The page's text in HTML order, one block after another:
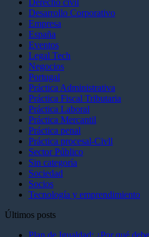
Desarrollo Corporativo
Empresa
España
Eventos
Legal Tech
Negocios
Portugal
Práctica Administrativa
Práctica Fiscal Tributaria
Práctica Laboral
Práctica Mercantil
Práctica penal
Práctica procesal-Civll
Sector Público
Sin categoría
Sociedad
Socios
Tecnología y emprendimiento
Últimos posts
Plan de Igualdad: ¿Por qué